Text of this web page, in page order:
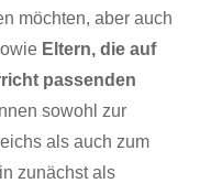
möchten, aber auch
Eltern, die auf
passenden
sowohl zur
als auch zum
zunächst als